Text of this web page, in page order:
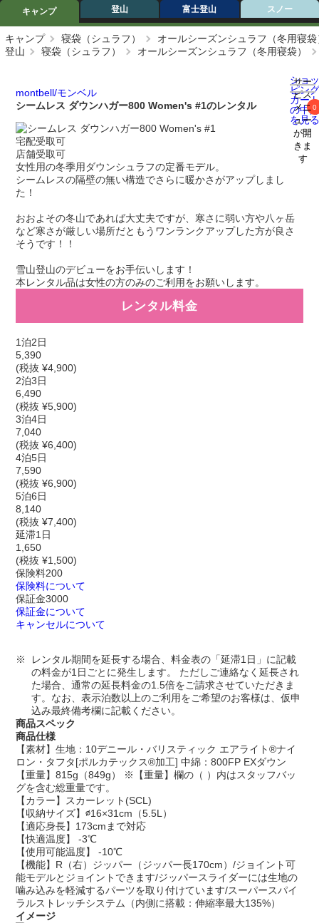
キャンプ 登山 富士登山 スノー
キャンプ 寝袋（シュラフ）
オールシーズンシュラフ（冬用寝袋
登山
寝袋（シュラフ） オールシーズンシュラフ（冬用寝袋）
ショ
ピン
カー
の中
を見
0
サー
ビス
メニ
ュー
が開
きま
す
montbell/モンベル
シームレス ダウンハガー800 Women's #1のレンタル
宅配受取可
店舗受取可
女性用の冬季用ダウンシュラフの定番モデル。
シームレスの隔壁の無い構造でさらに暖かさがアップしまし
た！
おおよその冬山であれば大丈夫ですが、寒さに弱い方や八ヶ岳
など寒さが厳しい場所だともうワンランクアップした方が良さ
そうです！！
雪山登山のデビューをお手伝いします！
本レンタル品は女性の方のみのご利用をお願いします。
レンタル料金
1泊2日
5,390
(税抜 ¥4,900)
2泊3日
6,490
(税抜 ¥5,900)
3泊4日
7,040
(税抜 ¥6,400)
4泊5日
7,590
(税抜 ¥6,900)
5泊6日
8,140
(税抜 ¥7,400)
延滞1日
1,650
(税抜 ¥1,500)
保険料200
保険料について
保証金3000
保証金について
キャンセルについて
レンタル期間を延長する場合、料金表の「延滞1日」に記載
の料金が1日ごとに発生します。 ただしご連絡なく延長され
た場合、通常の延長料金の1.5倍をご請求させていただきま
す。なお、表示泊数以上のご利用をご希望のお客様は、仮申
込み最終備考欄に記載ください。
商品スペック
商品仕様
【素材】生地：10デニール・バリスティック エアライト®ナイ
ロン・タフタ[ポルカテックス®加工] 中綿：800FP EXダウン
【重量】815g（849g） ※【重量】欄の（ ）内はスタッフバッ
グを含む総重量です。
【カラー】スカーレット(SCL)
【収納サイズ】∅16×31cm（5.5L）
【適応身長】173cmまで対応
【快適温度】 -3℃
【使用可能温度】 -10℃
【機能】R（右）ジッパー（ジッパー長170cm）/ジョイント可
能モデルとジョイントできます/ジッパースライダーには生地の
噛み込みを軽減するパーツを取り付けています/スーパースパイ
ラルストレッチシステム（内側に搭載：伸縮率最大135%）
イメージ